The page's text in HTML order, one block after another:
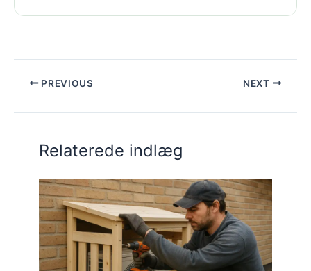
PREVIOUS NEXT
Relaterede indlæg